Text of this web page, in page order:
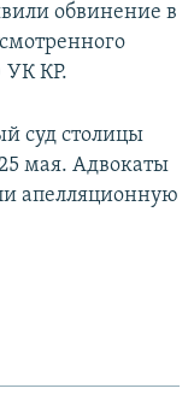
обвинение в
УК КР.
суд столицы
мая. Адвокаты
апелляционную